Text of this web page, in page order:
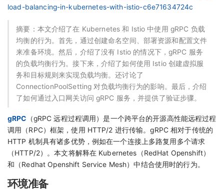
load-balancing-in-kubernetes-with-istio-c6e71634724c
摘要：本文介绍了在 Kubernetes 和 Istio 中使用 gRPC 负载
均衡的行为。首先，通过创建命名空间、部署资源和配置文件
来准备环境。然后，介绍了没有 Istio 的情况下，gRPC 服务
的负载均衡行为。接下来，介绍了如何使用 Istio 创建虚拟服
务和目标规则来实现负载均衡。还讨论了
ConnectionPoolSetting 对负载均衡行为的影响。最后，介绍
了如何通过入口网关访问 gRPC 服务，并提供了验证步骤。
gRPC （gRPC 远程过程调用）是一个跨平台的开源高性能远程过程
调用（RPC）框架，使用 HTTP/2 进行传输。gRPC 相对于传统的
HTTP 机制具有诸多优势，例如在一个连接上多路复用多个请求
（HTTP/2）。本文将解释在 Kubernetes（RedHat Openshift）
和（Redhat Openshift Service Mesh）中结合使用时的行为。
环境准备